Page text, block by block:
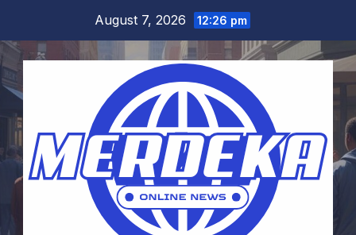
content
August 7, 2026 12:26 pm